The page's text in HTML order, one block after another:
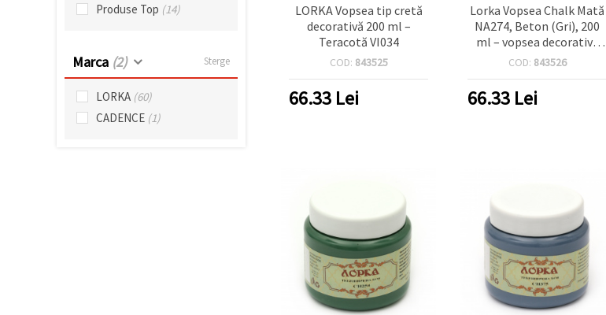
Produse Top (14)
Marca (2) Sterge
LORKA (60)
CADENCE (1)
LORKA Vopsea tip cretă
decorativă 200 ml –
Teracotă VI034
COD: 843525
66.33 Lei
Lorka Vopsea Chalk Mată
NA274, Beton (Gri), 200
ml – vopsea decorativă
pentru mobilier și
hobby & craft, decorațiuni
COD: 843526
66.33 Lei